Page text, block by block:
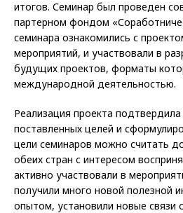
итогов. Семинар был проведен
партерном фондом
семинара ознакомились с
мероприятий, и участвовали в
будущих проектов, форматы
международной деятельностью.
Реализация проекта
поставленных целей и
цели семинаров можно считать
обеих стран с интересом
активно участвовали в
получили много новой полезной
опытом, установили новые связи